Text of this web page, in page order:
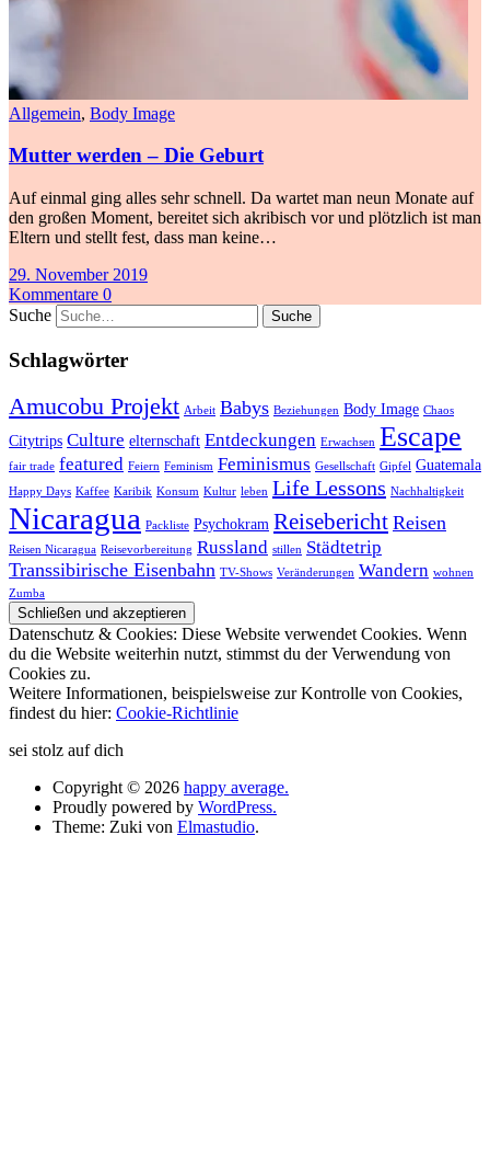
Allgemein, Body Image
Mutter werden – Die Geburt
Auf einmal ging alles sehr schnell. Da wartet man neun Monate auf
den großen Moment, bereitet sich akribisch vor und plötzlich ist man
Eltern und stellt fest, dass man keine…
29. November 2019
Kommentare 0
Suche
Schlagwörter
Amucobu Projekt Arbeit Babys Beziehungen Body Image Chaos
Citytrips Culture elternschaft Entdeckungen Erwachsen Escape
fair trade featured Feiern Feminism Feminismus Gesellschaft Gipfel Guatemala
Happy Days Kaffee Karibik Konsum Kultur leben Life Lessons Nachhaltigkeit
Nicaragua Packliste Psychokram Reisebericht Reisen
Reisen Nicaragua Reisevorbereitung Russland stillen Städtetrip
Transsibirische Eisenbahn TV-Shows Veränderungen Wandern wohnen
Zumba
Datenschutz & Cookies: Diese Website verwendet Cookies. Wenn
du die Website weiterhin nutzt, stimmst du der Verwendung von
Cookies zu.
Weitere Informationen, beispielsweise zur Kontrolle von Cookies,
findest du hier: Cookie-Richtlinie
sei stolz auf dich
Copyright © 2026 happy average.
Proudly powered by WordPress.
Theme: Zuki von Elmastudio.